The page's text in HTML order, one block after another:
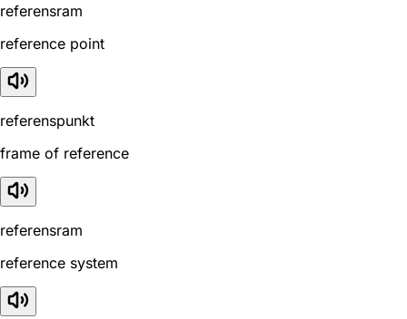
referensram
reference point
referenspunkt
frame of reference
referensram
reference system